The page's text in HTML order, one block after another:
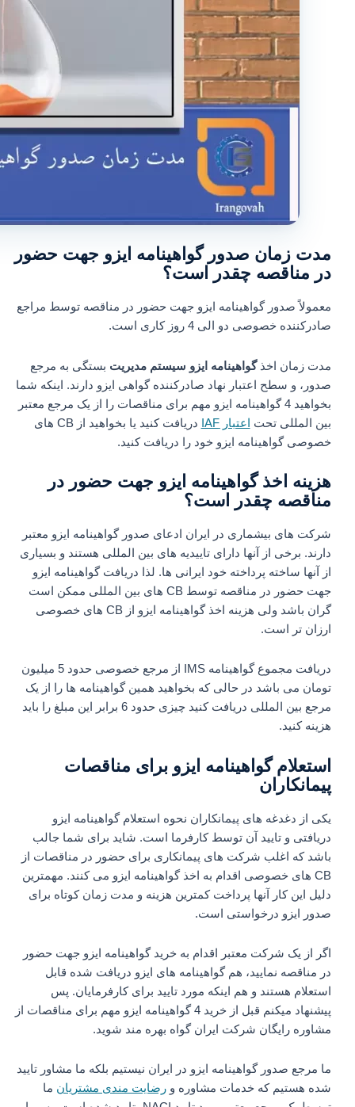
مدت زمان صدور گواهینامه ایزو جهت حضور
در مناقصه چقدر است؟
معمولاً صدور گواهینامه ایزو جهت حضور در مناقصه توسط مراجع
صادرکننده خصوصی دو الی 4 روز کاری است.
مدت زمان اخذگواهینامه ایزو سیستم مدیریتبستگی به مرجع
صدور، و سطح اعتبار نهاد صادرکننده گواهی ایزو دارند. اینکه شما
بخواهید 4 گواهینامه ایزو مهم برای مناقصات را از یک مرجع معتبر
بین المللی تحتاعتبار IAF
دریافت کنید یا بخواهید از CB های
خصوصی گواهینامه ایزو خود را دریافت کنید.
هزینه اخذ گواهینامه ایزو جهت حضور در
مناقصه چقدر است؟
شرکت های بیشماری در ایران ادعای صدور گواهینامه ایزو معتبر
دارند. برخی از آنها دارای تاییدیه های بین المللی هستند و بسیاری
از آنها ساخته پرداخته خود ایرانی ها. لذا دریافت گواهینامه ایزو
جهت حضور در مناقصه توسط CB های بین المللی ممکن است
گران باشد ولی هزینه اخذ گواهینامه ایزو از CB های خصوصی
ارزان تر است.
دریافت مجموع گواهینامه IMS از مرجع خصوصی حدود 5 میلیون
تومان می باشد در حالی که بخواهید همین گواهینامه ها را از یک
مرجع بین المللی دریافت کنید چیزی حدود 6 برابر این مبلغ را باید
هزینه کنید.
استعلام گواهینامه ایزو برای مناقصات
پیمانکاران
یکی از دغدغه های پیمانکاران نحوه استعلام گواهینامه ایزو
دریافتی و تایید آن توسط کارفرما است. شاید برای شما جالب
باشد که اغلب شرکت های پیمانکاری برای حضور در مناقصات از
CB های خصوصی اقدام به اخذ گواهینامه ایزو می کنند. مهمترین
دلیل این کار آنها پرداخت کمترین هزینه و مدت زمان کوتاه برای
صدور ایزو درخواستی است.
اگر از یک شرکت معتبر اقدام به خرید گواهینامه ایزو جهت حضور
در مناقصه نمایید، هم گواهینامه های ایزو دریافت شده قابل
استعلام هستند و هم اینکه مورد تایید برای کارفرمایان. پس
پیشنهاد میکنم قبل از خرید 4 گواهینامه ایزو مهم برای مناقصات از
مشاوره رایگان شرکت ایران گواه بهره مند شوید.
ما مرجع صدور گواهینامه ایزو در ایران نیستیم بلکه ما مشاور تایید
شده هستیم که خدمات مشاوره ورضایت مندی مشتریانما